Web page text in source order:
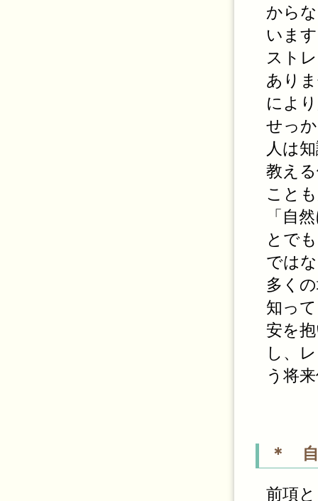
から
いま
スト
あり
によ
せっ
人は
教え
こと
「自
とで
では
多く
知っ
安を
し、
う将
＊ 自
前項